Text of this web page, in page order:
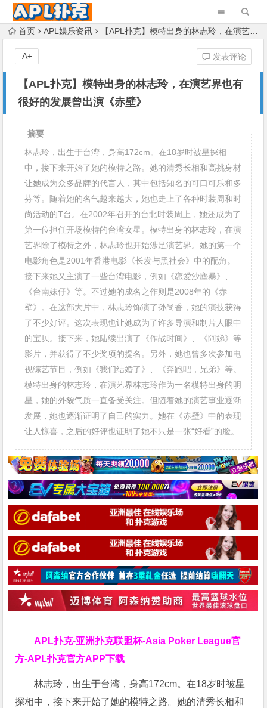
首页 APL娱乐资讯 【APL扑克】模特出身的林志玲，在演艺界也有很好的发展曾出演《赤壁》
【APL扑克】模特出身的林志玲，在演艺界也有
很好的发展曾出演《赤壁》
发表评论
A+
摘要
林志玲，出生于台湾，身高172cm。在18岁时被星探相
中，接下来开始了她的模特之路。她的清秀长相和高挑身材
让她成为众多品牌的代言人，其中包括知名的可口可乐和多
芬等。随着她的名气越来越大，她也走上了各种时装周和时
尚活动的T台。在2002年召开的台北时装周上，她还成为了
第一位担任开场模特的台湾女星。模特出身的林志玲，在演
艺界除了模特之外，林志玲也开始涉足演艺界。她的第一个
电影角色是2001年香港电影《长发与黑社会》中的配角。
接下来她又主演了一些台湾电影，例如《恋爱沙塵暴》、
《台南妹仔》等。不过她的成名之作则是2008年的《赤
壁》。在这部大片中，林志玲饰演了孙尚香，她的演技获得
了不少好评。这次表现也让她成为了许多导演和制片人眼中
的宝贝。接下来，她陆续出演了《作战时间》、《阿娣》等
影片，并获得了不少奖项的提名。另外，她也曾多次参加电
视综艺节目，例如《我们结婚了》、《奔跑吧，兄弟》等。
模特出身的林志玲，在演艺界林志玲作为一名模特出身的明
星，她的外貌气质一直备受关注。但随着她的演艺事业逐渐
发展，她也逐渐证明了自己的实力。她在《赤壁》中的表现
让人惊喜，之后的好评也证明了她不只是一张“好看”的脸。
APL扑克-亚洲扑克联盟杯-Asia Poker League官
方-APL扑克官方APP下载
林志玲，出生于台湾，身高172cm。在18岁时被星
探相中，接下来开始了她的模特之路。她的清秀长相和